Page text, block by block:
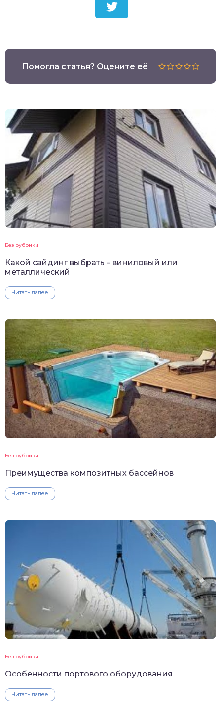
Помогла статья? Оцените её
Без рубрики
Какой сайдинг выбрать – виниловый или
металлический
Читать далее
Без рубрики
Преимущества композитных бассейнов
Читать далее
Без рубрики
Особенности портового оборудования
Читать далее